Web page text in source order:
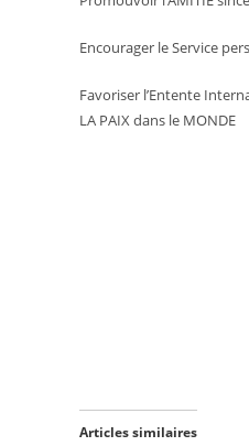
Encourager le Service
Favoriser l’Entente
LA PAIX dans le MONDE
Articles similaires